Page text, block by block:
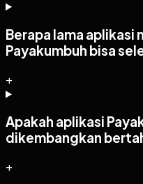
Berapa lama aplikasi
Payakumbuh bisa
+
Apakah aplikasi
dikembangkan
+